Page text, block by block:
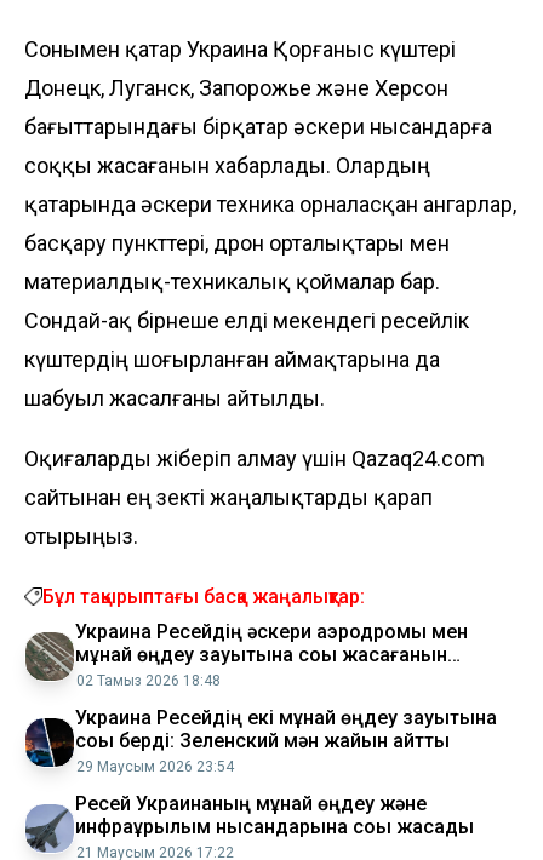
Сонымен қатар Украина Қорғаныс күштері
Донецк, Луганск, Запорожье және Херсон
бағыттарындағы бірқатар әскери нысандарға
соққы жасағанын хабарлады. Олардың
қатарында әскери техника орналасқан ангарлар,
басқару пункттері, дрон орталықтары мен
материалдық-техникалық қоймалар бар.
Сондай-ақ бірнеше елді мекендегі ресейлік
күштердің шоғырланған аймақтарына да
шабуыл жасалғаны айтылды.
Оқиғаларды жіберіп алмау үшін Qazaq24.com
сайтынан ең өзекті жаңалықтарды қарап
отырыңыз.
Бұл тақырыптағы басқа жаңалықтар:
Украина Ресейдің әскери аэродромы мен
мұнай өңдеу зауытына соққы жасағанын
мәлімдеді
02 Тамыз 2026 18:48
Украина Ресейдің екі мұнай өңдеу зауытына
соққы берді: Зеленский мән жайын айтты
29 Маусым 2026 23:54
Ресей Украинаның мұнай өңдеу және
инфрақұрылым нысандарына соққы жасады
21 Маусым 2026 17:22